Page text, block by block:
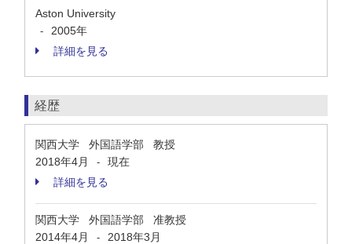
Aston University
-
2005年
詳細を見る
経歴
関西大学 外国語学部 教授
2018年4月
-
現在
詳細を見る
関西大学 外国語学部 准教授
2014年4月
-
2018年3月